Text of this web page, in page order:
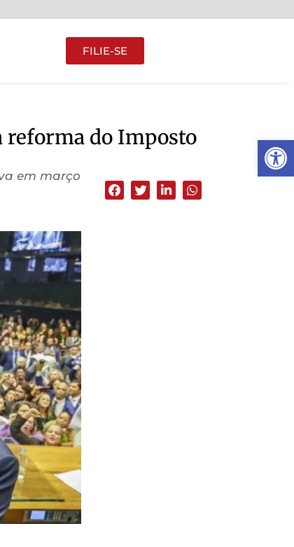
Abrir
FILIE-SE
reforma do Imposto
em março